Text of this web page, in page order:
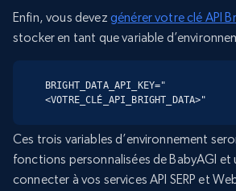
Enfin, vous devez générer votre clé API
stocker en tant que variable
BRIGHT_DATA_API_KEY="
<VOTRE_CLÉ_API_BRIGHT_DATA>"
Ces trois variables d’environnement
fonctions personnalisées de BabyAGI et
connecter à vos services API SERP et